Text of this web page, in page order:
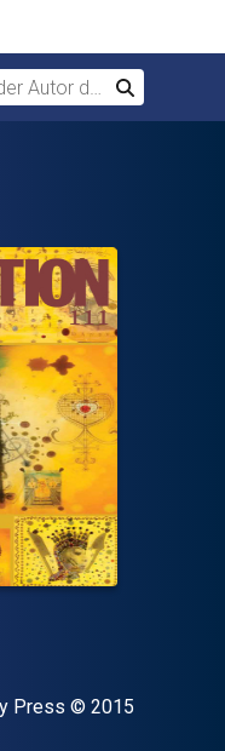
Autor durchsuchen
Suchen
Press Copyright
© 2015
13 9780253018649"